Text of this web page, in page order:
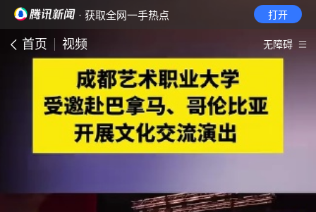
· 获取全网一手热点 打开
首页 视频 无障碍